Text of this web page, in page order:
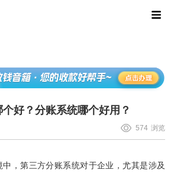
好？分账系统哪个好用？
574 浏览
，第三方分账系统对于企业，尤其是涉及